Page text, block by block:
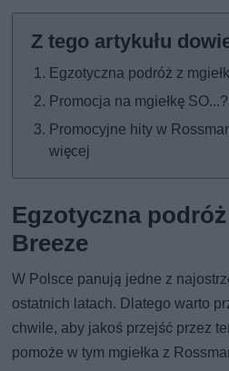
Egzotyczna podróż z
Promocja na mgiełkę
Promocyjne hity w
więcej
Egzotyczna
Breeze
W Polsce panują jedne z
ostatnich latach. Dlatego warto
chwile, aby jakoś przejść przez
pomoże w tym mgiełka z